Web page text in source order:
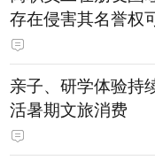
存在侵害其名誉权
亲子、研学体验持
活暑期文旅消费